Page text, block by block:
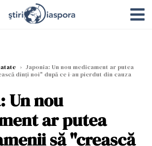
› Japonia: Un nou medicament ar putea
dinți noi" după ce i-au pierdut din cauza
Un nou
ar putea
să "crească